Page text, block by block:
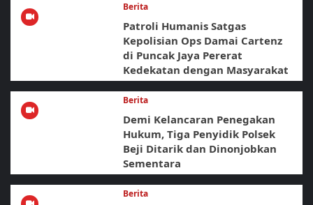
Berita
Patroli Humanis Satgas
Kepolisian Ops Damai Cartenz
di Puncak Jaya Pererat
Kedekatan dengan Masyarakat
Berita
Demi Kelancaran Penegakan
Hukum, Tiga Penyidik Polsek
Beji Ditarik dan Dinonjobkan
Sementara
Berita